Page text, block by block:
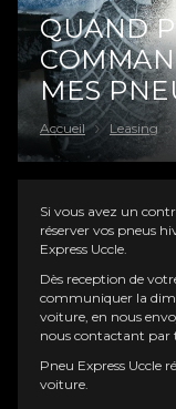
QUAND
MES
Accueil Leasing
Si vous avez un
réserver vos pneus
Express Uccle.
Dès reception de
communiquer la
voiture, en nous
nous contactant par
Pneu Express Uccle
voiture.